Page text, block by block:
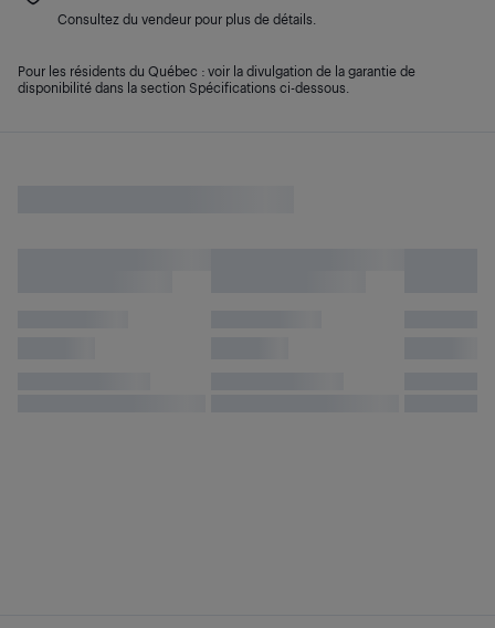
Consultez du vendeur pour plus de détails.
Pour les résidents du Québec : voir la divulgation de la garantie de
disponibilité dans la section Spécifications ci-dessous.